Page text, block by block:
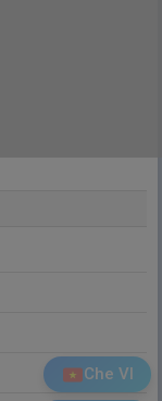
Che VI